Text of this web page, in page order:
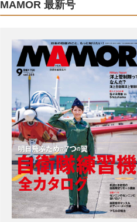
MAMOR 最新号